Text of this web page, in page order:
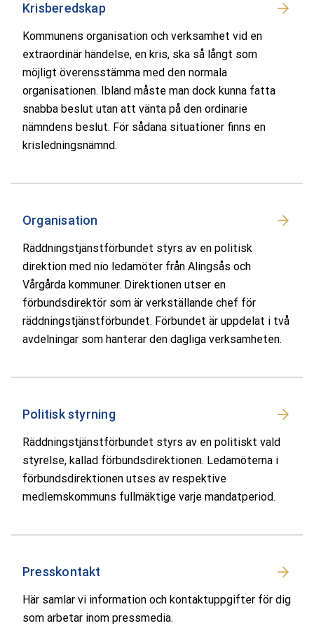
Krisberedskap
Kommunens organisation och verksamhet vid en
extraordinär händelse, en kris, ska så långt som
möjligt överensstämma med den normala
organisationen. Ibland måste man dock kunna fatta
snabba beslut utan att vänta på den ordinarie
nämndens beslut. För sådana situationer finns en
krisledningsnämnd.
Organisation
Räddningstjänstförbundet styrs av en politisk
direktion med nio ledamöter från Alingsås och
Vårgårda kommuner. Direktionen utser en
förbundsdirektör som är verkställande chef för
räddningstjänstförbundet. Förbundet är uppdelat i två
avdelningar som hanterar den dagliga verksamheten.
Politisk styrning
Räddningstjänstförbundet styrs av en politiskt vald
styrelse, kallad förbundsdirektionen. Ledamöterna i
förbundsdirektionen utses av respektive
medlemskommuns fullmäktige varje mandatperiod.
Presskontakt
Här samlar vi information och kontaktuppgifter för dig
som arbetar inom pressmedia.